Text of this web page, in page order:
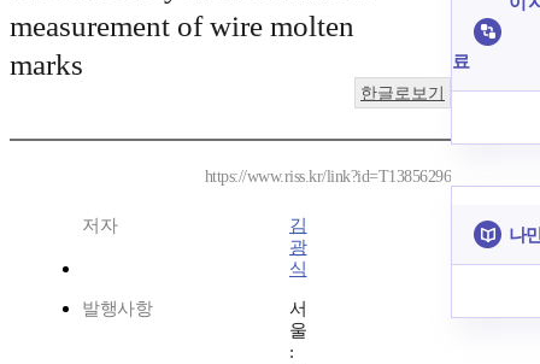
measurement of wire molten
marks
한글로보기
https://www.riss.kr/link?id=T13856296
저자
김
광
식
발행사항
서
울
:
료
나